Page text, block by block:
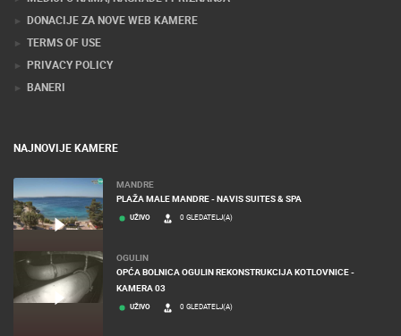
DONACIJE ZA NOVE WEB KAMERE
TERMS OF USE
PRIVACY POLICY
BANERI
NAJNOVIJE KAMERE
MANDRE
PLAŽA MALE MANDRE - NAVIS SUITES & SPA
UŽIVO 0 GLEDATELJ(A)
OGULIN
OPĆA BOLNICA OGULIN REKONSTRUKCIJA KOTLOVNICE -
KAMERA 03
UŽIVO 0 GLEDATELJ(A)